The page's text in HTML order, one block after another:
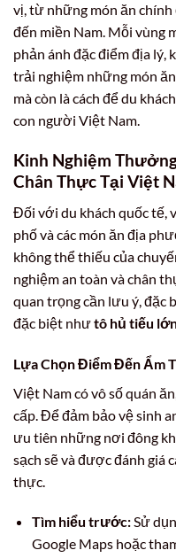
vị, từ những món ăn
đến miền Nam. Mỗi vùng
phản ánh đặc điểm địa lý,
trải nghiệm những món
mà còn là cách để du
con người Việt Nam.
Kinh Nghiệm
Chân Thực Tại Việt
Đối với du khách quốc
phố và các món ăn địa
không thể thiếu của
nghiệm an toàn và chân
quan trọng cần lưu ý, đặc
đặc biệt nhưtô hủ tiếu
Lựa Chọn Điểm Đến Ẩm
Việt Nam có vô số quán
cấp. Để đảm bảo vệ sinh
ưu tiên những nơi đông
sạch sẽ và được đánh giá
thực.
Tìm hiểu trước:Sử
Google Maps hoặc